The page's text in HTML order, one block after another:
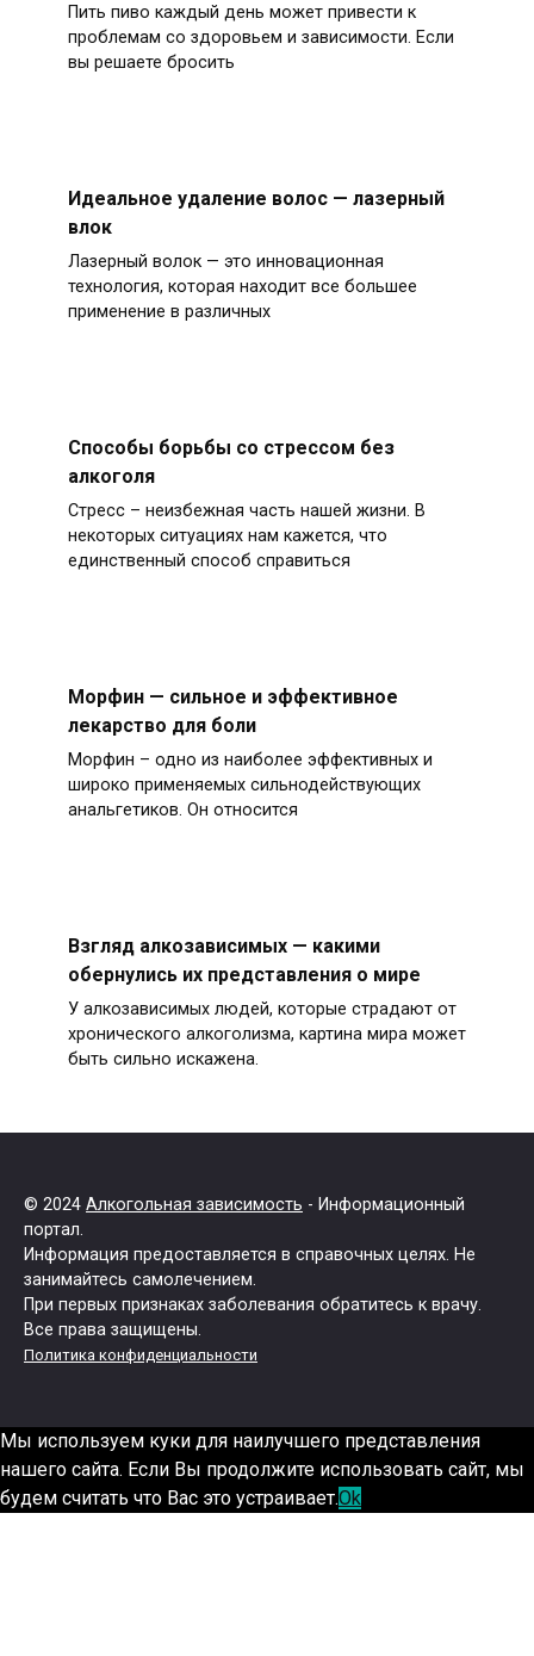
Пить пиво каждый день может привести к
проблемам со здоровьем и зависимости. Если
вы решаете бросить
Идеальное удаление волос — лазерный
влок
Лазерный волок — это инновационная
технология, которая находит все большее
применение в различных
Способы борьбы со стрессом без
алкоголя
Стресс – неизбежная часть нашей жизни. В
некоторых ситуациях нам кажется, что
единственный способ справиться
Морфин — сильное и эффективное
лекарство для боли
Морфин – одно из наиболее эффективных и
широко применяемых сильнодействующих
анальгетиков. Он относится
Взгляд алкозависимых — какими
обернулись их представления о мире
У алкозависимых людей, которые страдают от
хронического алкоголизма, картина мира может
быть сильно искажена.
© 2024 Алкогольная зависимость - Информационный
портал.
Информация предоставляется в справочных целях. Не
занимайтесь самолечением.
При первых признаках заболевания обратитесь к врачу.
Все права защищены.
Политика конфиденциальности
Мы используем куки для наилучшего представления
нашего сайта. Если Вы продолжите использовать сайт, мы
будем считать что Вас это устраивает.Ok